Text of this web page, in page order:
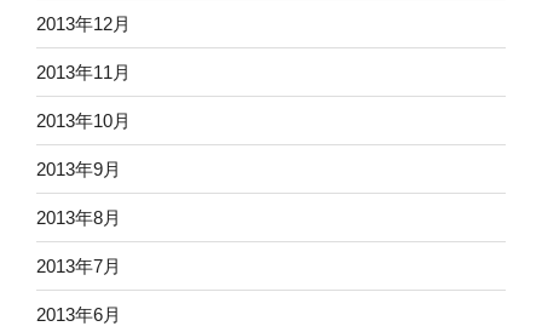
2013年12月
2013年11月
2013年10月
2013年9月
2013年8月
2013年7月
2013年6月